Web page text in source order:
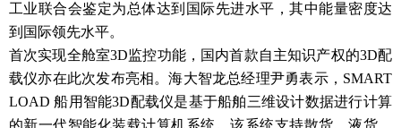
工业联合会鉴定为总体达到国际先进水平，其中能量密度达
到国际领先水平。
首次实现全舱室3D监控功能，国内首款自主知识产权的3D配
载仪亦在此次发布亮相。海大智龙总经理尹勇表示，SMART
LOAD 船用智能3D配载仪是基于船舶三维设计数据进行计算